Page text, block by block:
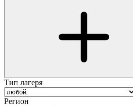
Тип лагеря
Регион